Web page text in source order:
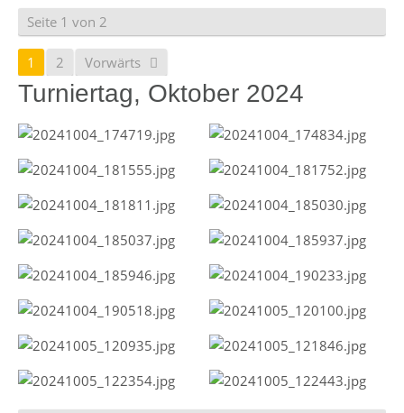
Seite 1 von 2
1 2 Vorwärts
Turniertag, Oktober 2024